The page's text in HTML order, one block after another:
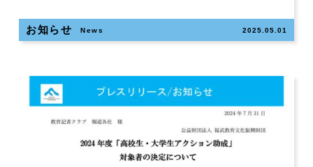
お知らせ News 2025.05.01